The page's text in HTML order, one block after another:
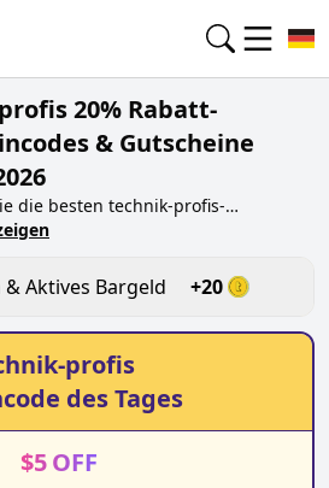
20% Rabatt-
& Gutscheine
die besten technik-profis-
von heute für
Token beitechnik-profis.de, indem
testen. Erhalten Sie Belohnungen,
profis-Gutscheincodes einreichen
Käufern beim Sparen helfen.
& Aktives Bargeld +20
profis
des Tages
$5OFF